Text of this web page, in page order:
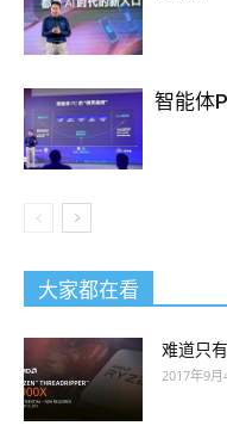
智能体
大家都在看
难道只
2017年9月